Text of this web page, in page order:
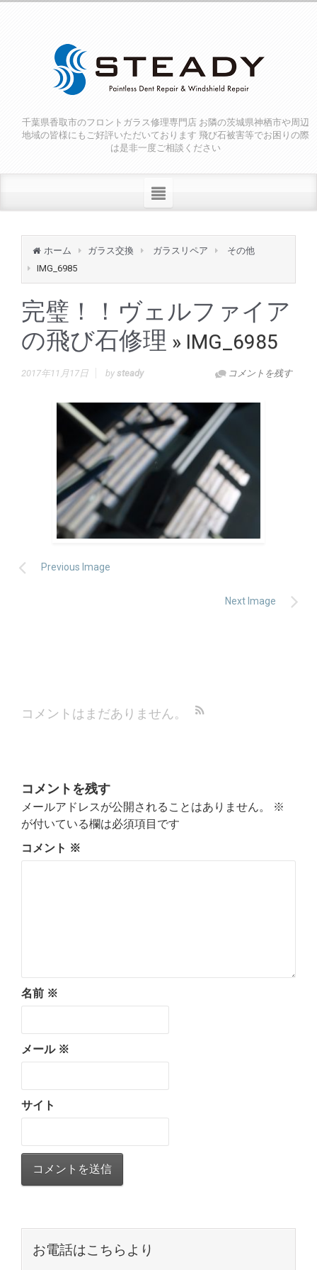
千葉県香取市のフロントガラス修理専門店 お隣の茨城県神栖市や周辺
地域の皆様にもご好評いただいております 飛び石被害等でお困りの際
は是非一度ご相談ください
ホーム ガラス交換 ガラスリペア
その他
IMG_6985
完璧！！ヴェルファイア
の飛び石修理 » IMG_6985
2017年11月17日 コメントを残す
by steady
Previous Image
Next Image
コメントはまだありません。
コメントを残す
メールアドレスが公開されることはありません。
※
が付いている欄は必須項目です
コメント ※
名前 ※
メール ※
サイト
お電話はこちらより